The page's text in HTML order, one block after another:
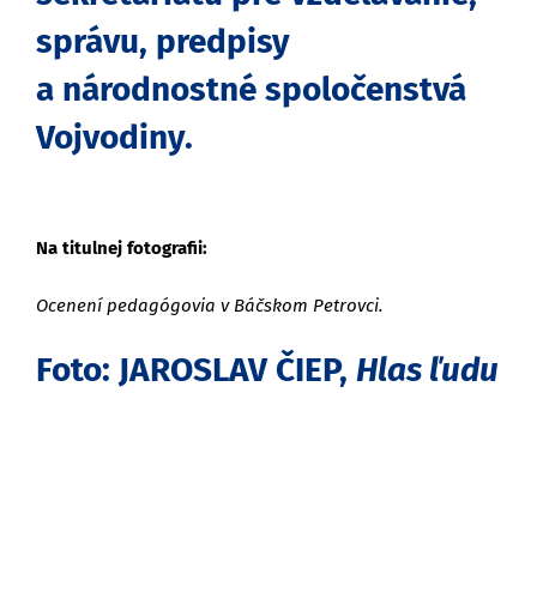
správu, predpisy
a národnostné spoločenstvá
Vojvodiny.
Na titulnej fotografii:
Ocenení pedagógovia v Báčskom Petrovci.
Foto: JAROSLAV ČIEP, Hlas ľudu